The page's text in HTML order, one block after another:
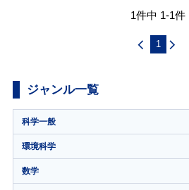
1件中 1-1件
1
ジャンル一覧
科学一般
環境科学
数学